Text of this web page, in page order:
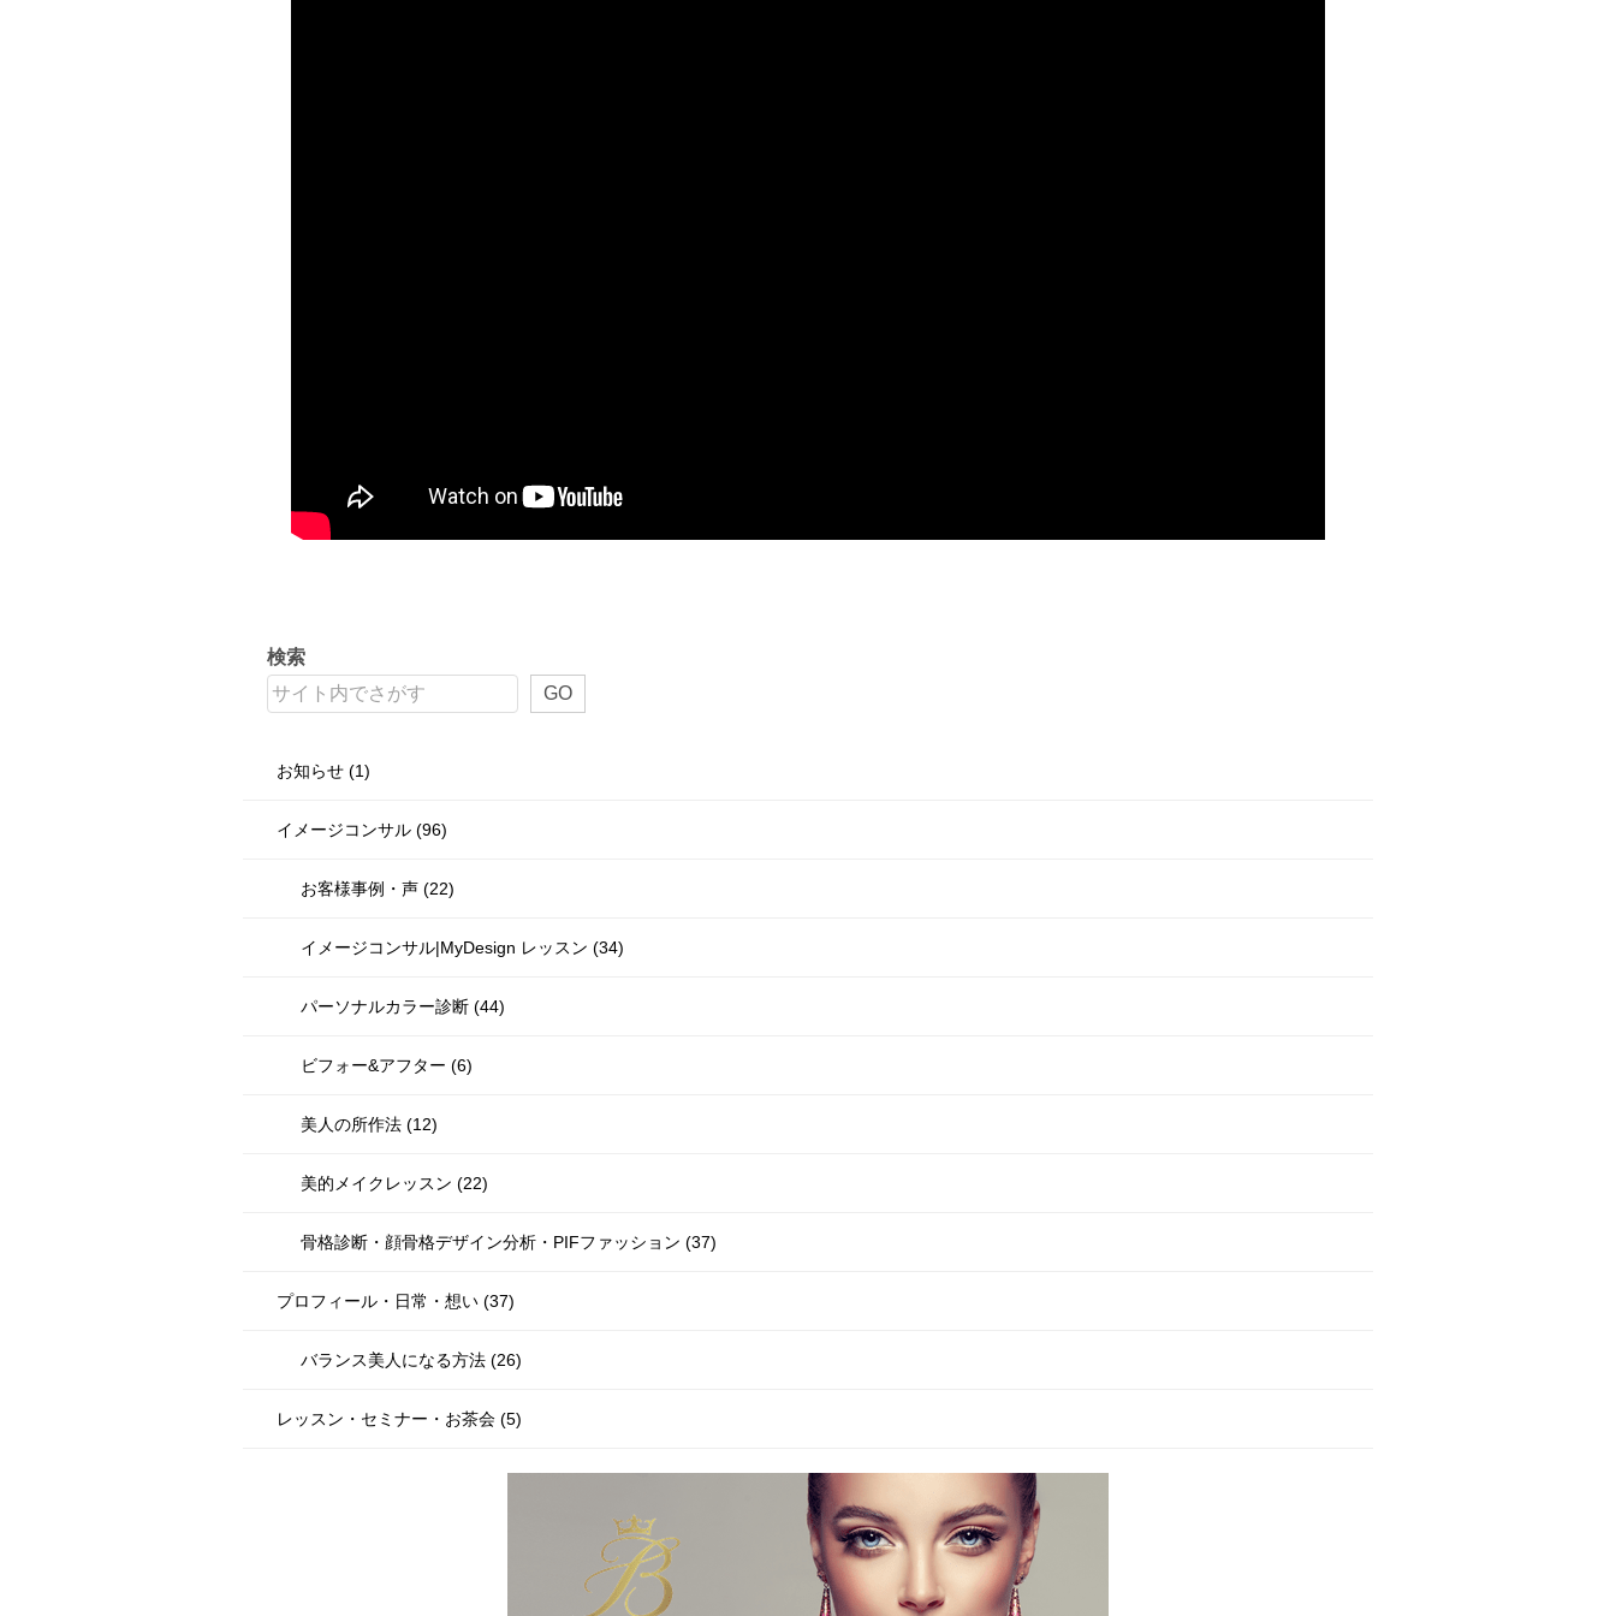
検索
GO
お知らせ (1)
イメージコンサル (96)
お客様事例・声 (22)
イメージコンサル|MyDesign レッスン (34)
パーソナルカラー診断 (44)
ビフォー&アフター (6)
美人の所作法 (12)
美的メイクレッスン (22)
骨格診断・顔骨格デザイン分析・PIFファッション (37)
プロフィール・日常・想い (37)
バランス美人になる方法 (26)
レッスン・セミナー・お茶会 (5)